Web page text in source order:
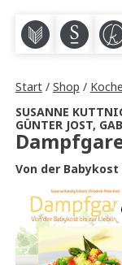
M S K
Start/ Shop /
SUSANNE
GÜNTER JOST,
Von der